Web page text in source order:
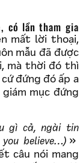
mất lời thoại,
mẫu đã được
mà thời đó thì
đứng đó ấp a
mục đứng
gì cả, ngài tin
believe…)
câu nói mang